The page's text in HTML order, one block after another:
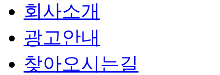
회사소개
광고안내
찾아오시는길